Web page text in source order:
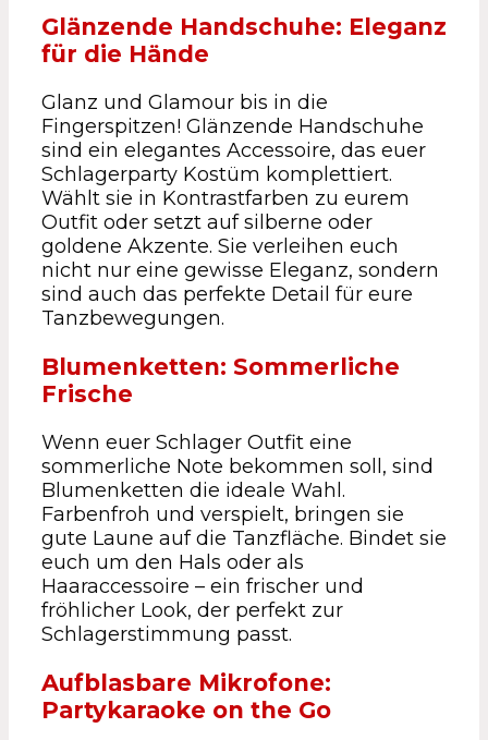
Glänzende Handschuhe: Eleganz
für die Hände
Glanz und Glamour bis in die
Fingerspitzen! Glänzende Handschuhe
sind ein elegantes Accessoire, das euer
Schlagerparty Kostüm komplettiert.
Wählt sie in Kontrastfarben zu eurem
Outfit oder setzt auf silberne oder
goldene Akzente. Sie verleihen euch
nicht nur eine gewisse Eleganz, sondern
sind auch das perfekte Detail für eure
Tanzbewegungen.
Blumenketten: Sommerliche
Frische
Wenn euer Schlager Outfit eine
sommerliche Note bekommen soll, sind
Blumenketten die ideale Wahl.
Farbenfroh und verspielt, bringen sie
gute Laune auf die Tanzfläche. Bindet sie
euch um den Hals oder als
Haaraccessoire – ein frischer und
fröhlicher Look, der perfekt zur
Schlagerstimmung passt.
Aufblasbare Mikrofone:
Partykaraoke on the Go